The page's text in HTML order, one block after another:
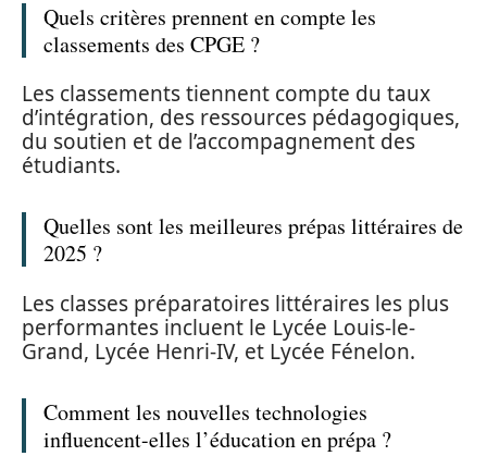
Quels critères prennent en compte les
classements des CPGE ?
Les classements tiennent compte du taux
d’intégration, des ressources pédagogiques,
du soutien et de l’accompagnement des
étudiants.
Quelles sont les meilleures prépas littéraires de
2025 ?
Les classes préparatoires littéraires les plus
performantes incluent le Lycée Louis-le-
Grand, Lycée Henri-IV, et Lycée Fénelon.
Comment les nouvelles technologies
influencent-elles l’éducation en prépa ?